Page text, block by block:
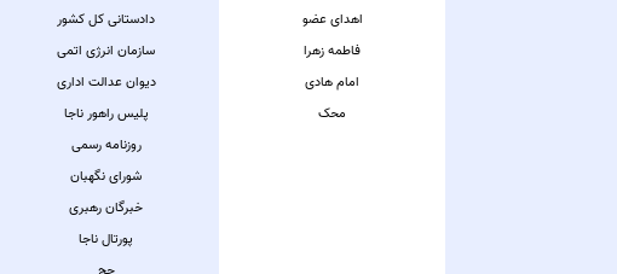
اهدای عضو
فاطمه زهرا
امام هادی
محک
دادستانی کل کشور
سازمان انرژی اتمی
دیوان عدالت اداری
پلیس راهور ناجا
روزنامه رسمی
شورای نگهبان
خبرگان رهبری
پورتال ناجا